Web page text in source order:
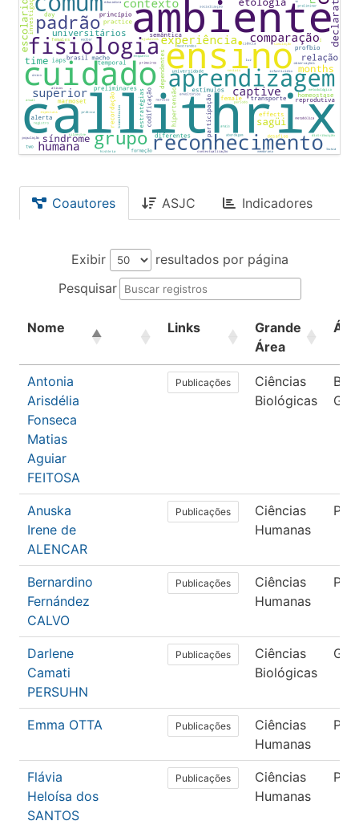
Coautores ASJC Indicadores
Exibir
resultados por página
Pesquisar
Nome Links
Grande
Área
Antonia
Arisdélia
Fonseca
Matias
Aguiar
FEITOSA
Publicações
Ciências
Biológicas
Anuska
Irene de
ALENCAR
Publicações
Ciências
Humanas
Bernardino
Fernández
CALVO
Publicações
Ciências
Humanas
Darlene
Camati
PERSUHN
Publicações
Ciências
Biológicas
Emma OTTA Publicações
Ciências
Humanas
Flávia
Heloísa dos
SANTOS
Publicações
Ciências
Humanas